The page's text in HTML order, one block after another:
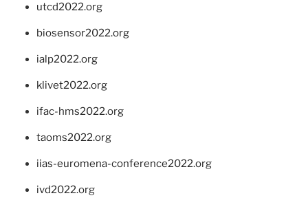
utcd2022.org
biosensor2022.org
ialp2022.org
klivet2022.org
ifac-hms2022.org
taoms2022.org
iias-euromena-conference2022.org
ivd2022.org